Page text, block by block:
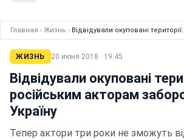
Главная › Жизнь › Відвідували окуповані
ЖИЗНЬ 20 июня 2018 · 19:45
Відвідували окуповані
російським акторам
Україну
Тепер актори три роки не зможуть